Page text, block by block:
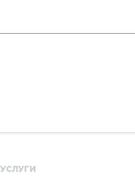
УСЛУГИ